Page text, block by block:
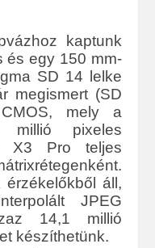
kaptunk
és egy 150 mm-
SD 14 lelke
megismert (SD
mely a
millió pixeles
X3 Pro teljes
áll,
JPEG
14,1 millió
készíthetünk.